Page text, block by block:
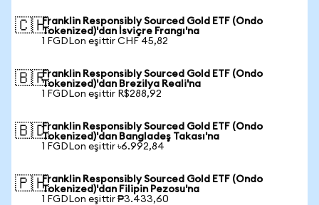
🇨🇭Franklin Responsibly Sourced Gold ETF (Ondo
Tokenized)'dan İsviçre Frangı'na
1 FGDLon eşittir CHF 45,82
🇧🇷Franklin Responsibly Sourced Gold ETF (Ondo
Tokenized)'dan Brezilya Reali'na
1 FGDLon eşittir R$288,92
🇧🇩Franklin Responsibly Sourced Gold ETF (Ondo
Tokenized)'dan Bangladeş Takası'na
1 FGDLon eşittir ৳6.992,84
🇵🇭Franklin Responsibly Sourced Gold ETF (Ondo
Tokenized)'dan Filipin Pezosu'na
1 FGDLon eşittir ₱3.433,60